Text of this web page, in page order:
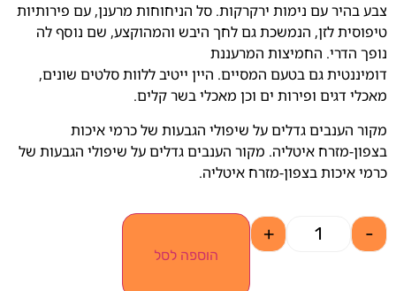
צבע בהיר עם נימות ירקרקות. סל הניחוחות מרענן, עם פירותיות
טיפוסית לזן, הנמשכת גם לחך היבש והמהוקצע, שם נוסף לה
נופך הדרי. החמיצות המרעננת
דומיננטית גם בטעם המסיים. היין ייטיב ללוות סלטים שונים,
מאכלי דגים ופירות ים וכן מאכלי בשר קלים.
מקור הענבים גדלים על שיפולי הגבעות של כרמי איכות
בצפון-מזרח איטליה. מקור הענבים גדלים על שיפולי הגבעות של
כרמי איכות בצפון-מזרח איטליה.
-
+
הוספה לסל